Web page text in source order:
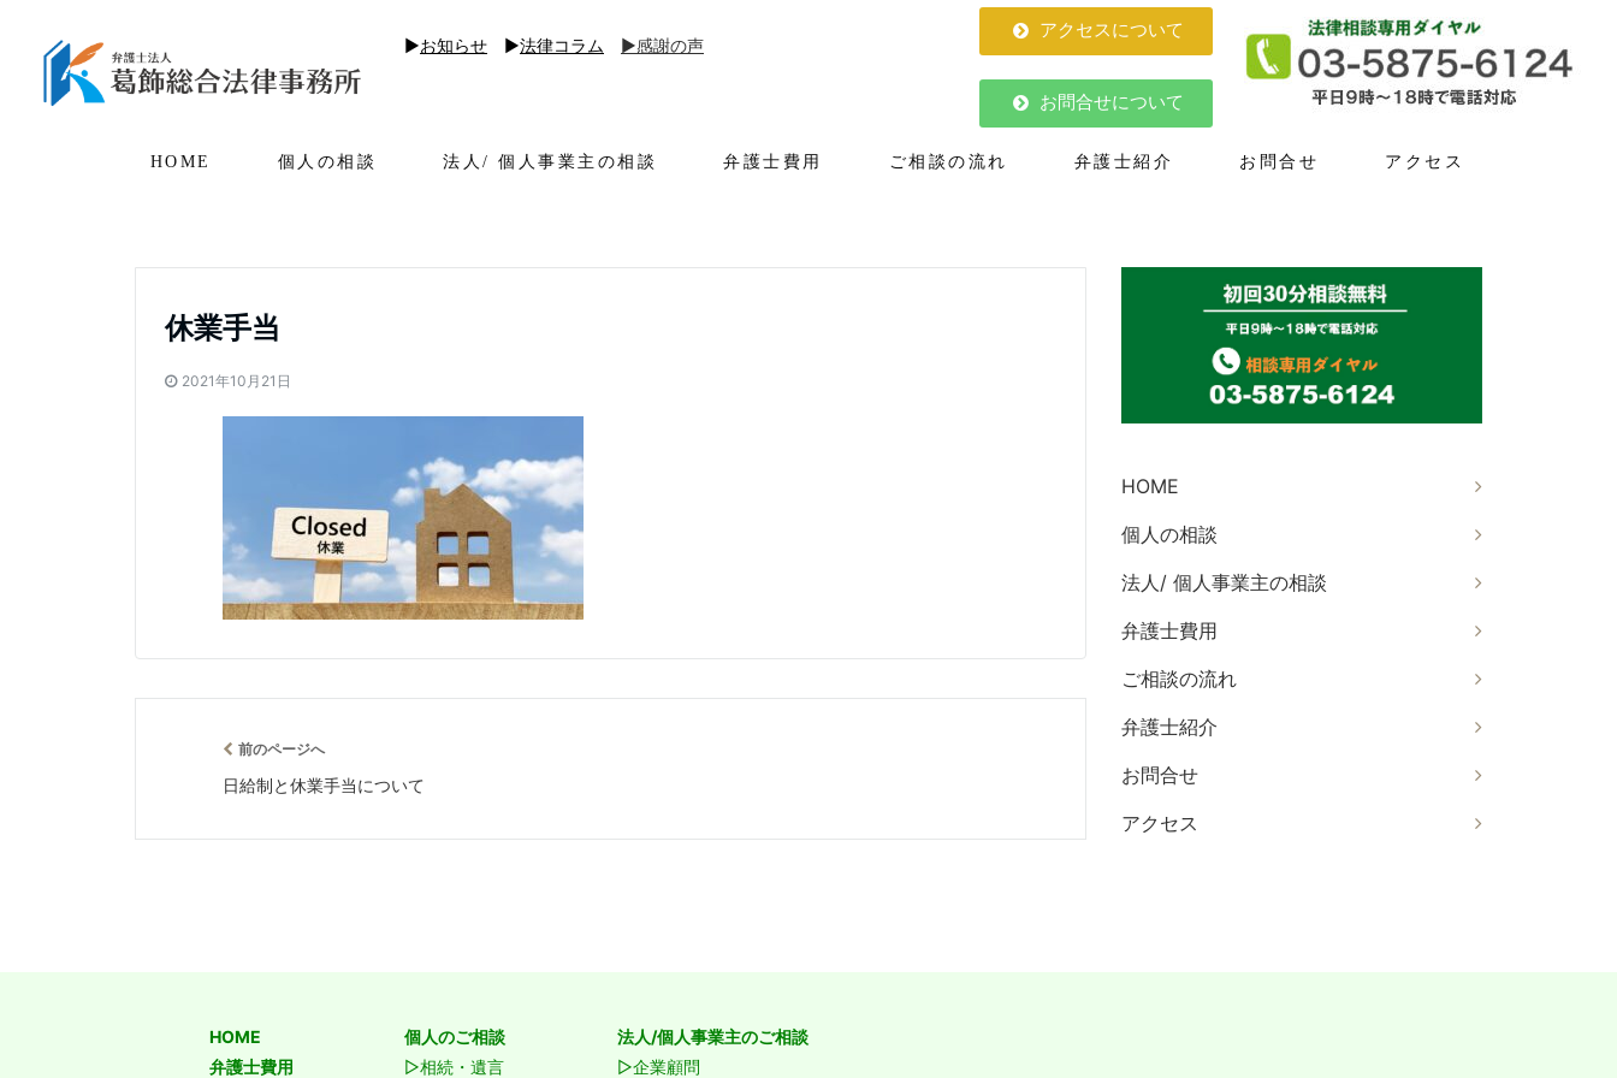
▶︎お知らせ ▶︎法律コラム ▶︎感謝の声
アクセスについて
お問合せについて
HOME 個人の相談 法人/ 個人事業主の相談 弁護士費用 ご相談の流れ 弁護士紹介 お問合せ アクセス
休業手当
2021年10月21日
前のページへ
日給制と休業手当について
HOME
個人の相談
法人/ 個人事業主の相談
弁護士費用
ご相談の流れ
弁護士紹介
お問合せ
アクセス
HOME
弁護士費用
個人のご相談
▷相続・遺言
法人/個人事業主のご相談
▷企業顧問